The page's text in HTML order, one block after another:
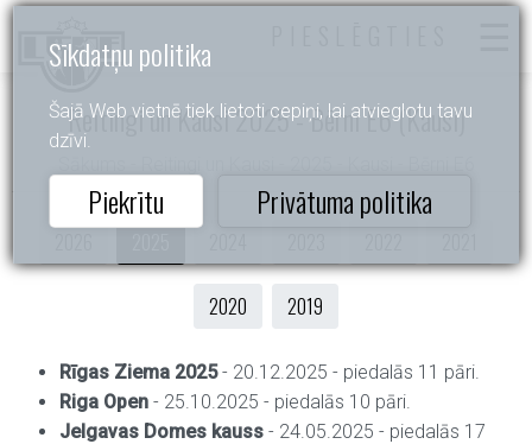
Sīkdatņu politika
Šajā Web vietnē tiek lietoti cepiņi, lai atvieglotu tavu
dzīvi.
Piekrītu Privātuma politika
Reitingi un Kausi 2025 - Bērni E6 (Kausi)
2020 2019
Rīgas Ziema 2025- 20.12.2025 - piedalās 11 pāri.
Riga Open - 25.10.2025 - piedalās 10 pāri.
Jelgavas Domes kauss - 24.05.2025 - piedalās 17